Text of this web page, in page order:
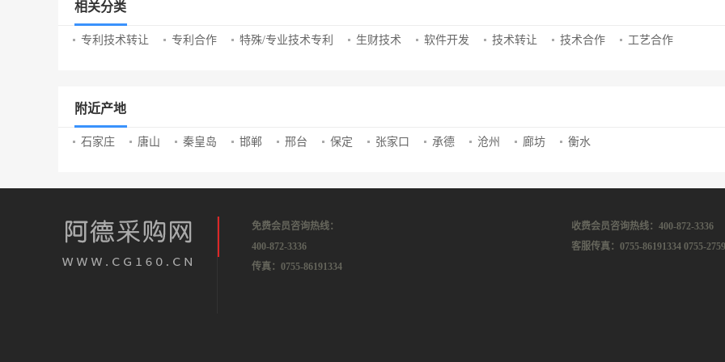
相关分类
专利技术转让 专利合作 特殊/专业技术专利 生财技术 软件开发 技术转让 技术合作 工艺合作
附近产地
石家庄 唐山 秦皇岛 邯郸 邢台 保定 张家口 承德 沧州 廊坊 衡水
免费会员咨询热线：
400-872-3336
传真：0755-86191334
收费会员咨询热线：400-872-3336
客服传真：0755-86191334 0755-